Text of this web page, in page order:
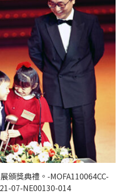
頒獎典禮。-MOFA110064CC-
07-NE00130-014